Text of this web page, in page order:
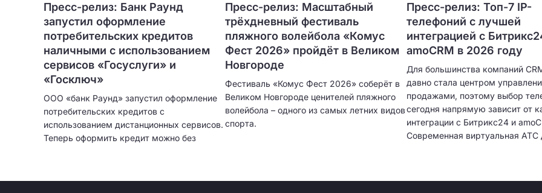
Пресс-релиз: Банк Раунд
запустил оформление
потребительских кредитов
наличными с использованием
сервисов «Госуслуги» и
«Госключ»
ООО «банк Раунд» запустил оформление
потребительских кредитов с
использованием дистанционных сервисов.
Теперь оформить кредит можно без
Пресс-релиз: Масштабный
трёхдневный фестиваль
пляжного волейбола «Комус
Фест 2026» пройдёт в Великом
Новгороде
Фестиваль «Комус Фест 2026» соберёт в
Великом Новгороде ценителей пляжного
волейбола – одного из самых летних видов
спорта.
Пресс-релиз: Топ-7 IP-
телефоний с лучшей
интеграцией с
amoCRM в 2026 году
Для большинства компаний
давно стала центром
продажами, поэтому выбор
сегодня напрямую зависит от
интеграции с Битрикс24 и
Современная виртуальная АТС